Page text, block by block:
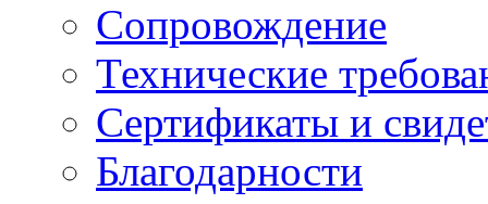
Сопровождение
Технические
Сертификаты и
Благодарности